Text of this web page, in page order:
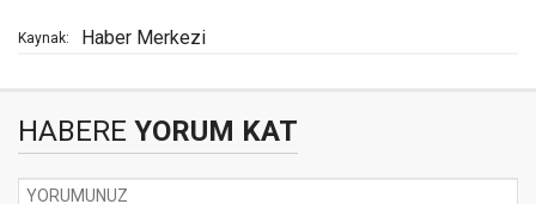
Kaynak: Haber Merkezi
HABERE YORUM KAT